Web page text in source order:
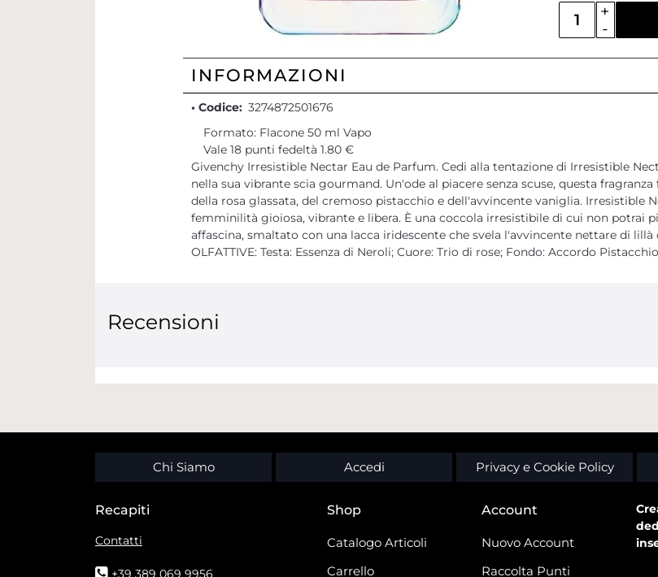
Quantità
INFORMAZIONI
• Codice: 3274872501676
Formato: Flacone 50 ml Vapo
Vale 18 punti fedeltà 1.80 €
Givenchy Irresistible Nectar Eau de Parfum. Cedi alla tentazione di Irresistible
nella sua vibrante scia gourmand. Un'ode al piacere senza scuse, questa
della rosa glassata, del cremoso pistacchio e dell'avvincente vaniglia. Irresistible
femminilità gioiosa, vibrante e libera. È una coccola irresistibile di cui non potrai
affascina, smaltato con una lacca iridescente che svela l'avvincente nettare di
OLFATTIVE: Testa: Essenza di Neroli; Cuore: Trio di rose; Fondo: Accordo
Recensioni
Chi Siamo Accedi Privacy e Cookie Policy
Recapiti
Contatti
+39 389 069 9956
Shop
Catalogo Articoli
Carrello
Account
Nuovo Account
Raccolta Punti